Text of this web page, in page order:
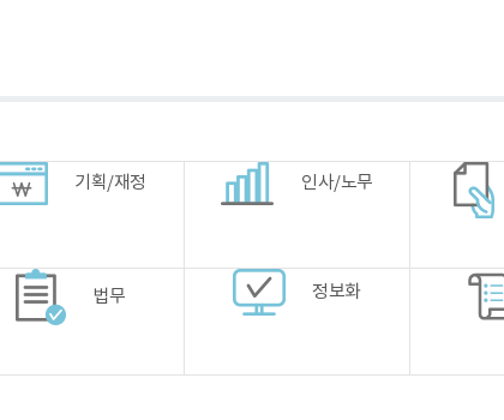
기획/재정 인사/노무
법무 정보화